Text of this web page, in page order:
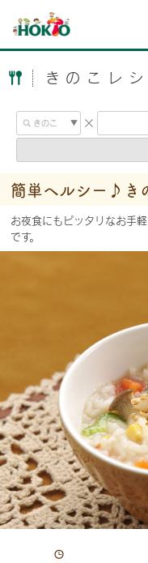
きのこレ
簡単ヘルシー♪き
お夜食にもピッタリなお手
です。